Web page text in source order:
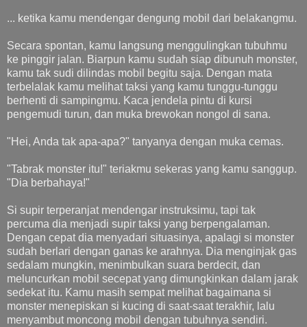
... ketika kamu mendengar dengung mobil dari belakangmu.
Secara spontan, kamu langsung menggulingkan tubuhmu
ke pinggir jalan. Biarpun kamu sudah siap dibunuh monster,
kamu tak sudi dilindas mobil begitu saja. Dengan mata
terbelalak kamu melihat taksi yang kamu tunggu-tunggu
berhenti di sampingmu. Kaca jendela pintu di kursi
pengemudi turun, dan muka brewokan nongol di sana.
"Hei, Anda tak apa-apa?" tanyanya dengan muka cemas.
"Tabrak monster itu!" teriakmu sekeras yang kamu sanggup.
"Dia berbahaya!"
Si supir terperanjat mendengar instruksimu, tapi tak
percuma dia menjadi supir taksi yang berpengalaman.
Dengan cepat dia menyadari situasinya, apalagi si monster
sudah berlari dengan ganas ke arahnya. Dia menginjak gas
sedalam mungkin, menimbulkan suara berdecit, dan
meluncurkan mobil secepat yang dimungkinkan dalam jarak
sedekat itu. Kamu masih sempat melihat bagaimana si
monster menepiskan si kucing di saat-saat terakhir, lalu
menyambut moncong mobil dengan tubuhnya sendiri.